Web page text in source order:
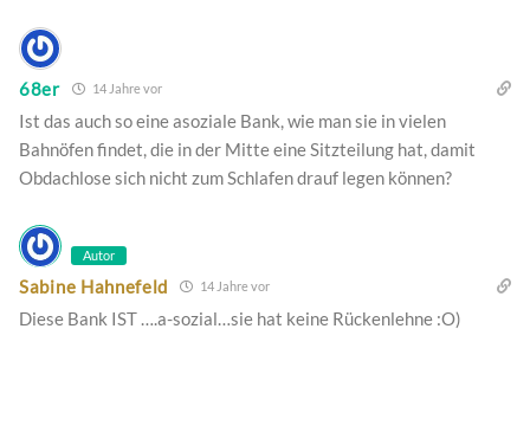
68er 14 Jahre vor
Ist das auch so eine asoziale Bank, wie man sie in vielen
Bahnöfen findet, die in der Mitte eine Sitzteilung hat, damit
Obdachlose sich nicht zum Schlafen drauf legen können?
Autor
Sabine Hahnefeld 14 Jahre vor
Diese Bank IST ….a-sozial…sie hat keine Rückenlehne :O)